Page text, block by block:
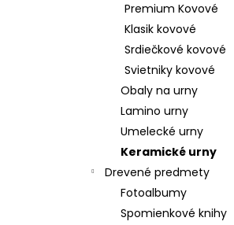
Premium Kovové
Klasik kovové
Srdiečkové kovové
Svietniky kovové
Obaly na urny
Lamino urny
Umelecké urny
Keramické urny
Drevené predmety
Fotoalbumy
Spomienkové knihy